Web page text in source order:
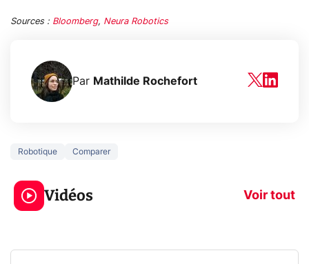
Sources : Bloomberg, Neura Robotics
Par Mathilde Rochefort
Robotique Comparer
Vidéos Voir tout
3 écrans en 1 pour
319€ ? Voici L'AOC
CQ32G4ZA !
prochaine